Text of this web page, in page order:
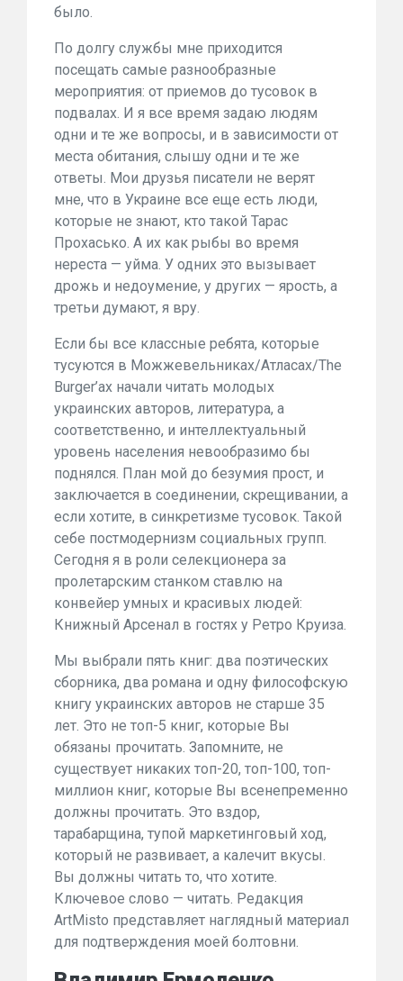
было.
По долгу службы мне приходится
посещать самые разнообразные
мероприятия: от приемов до тусовок в
подвалах. И я все время задаю людям
одни и те же вопросы, и в зависимости от
места обитания, слышу одни и те же
ответы. Мои друзья писатели не верят
мне, что в Украине все еще есть люди,
которые не знают, кто такой Тарас
Прохасько. А их как рыбы во время
нереста — уйма. У одних это вызывает
дрожь и недоумение, у других — ярость, а
третьи думают, я вру.
Если бы все классные ребята, которые
тусуются в Можжевельниках/Атласах/The
Burger’aх начали читать молодых
украинских авторов, литература, а
соответственно, и интеллектуальный
уровень населения невообразимо бы
поднялся. План мой до безумия прост, и
заключается в соединении, скрещивании, а
если хотите, в синкретизме тусовок. Такой
себе постмодернизм социальных групп.
Сегодня я в роли селекционера за
пролетарским станком ставлю на
конвейер умных и красивых людей:
Книжный Арсенал в гостях у Ретро Круиза.
Мы выбрали пять книг: два поэтических
сборника, два романа и одну философскую
книгу украинских авторов не старше 35
лет. Это не топ-5 книг, которые Вы
обязаны прочитать. Запомните, не
существует никаких топ-20, топ-100, топ-
миллион книг, которые Вы всенепременно
должны прочитать. Это вздор,
тарабарщина, тупой маркетинговый ход,
который не развивает, а калечит вкусы.
Вы должны читать то, что хотите.
Ключевое слово — читать. Редакция
ArtMisto представляет наглядный материал
для подтверждения моей болтовни.